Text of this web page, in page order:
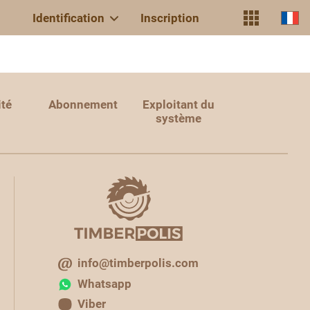
Identification Inscription
Abonnement
Exploitant du
système
info@timberpolis.com
Whatsapp
Viber